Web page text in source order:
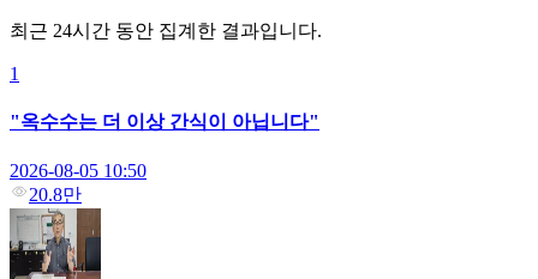
최근 24시간 동안 집계한 결과입니다.
1
"옥수수는 더 이상 간식이 아닙니다"
2026-08-05 10:50
20.8만